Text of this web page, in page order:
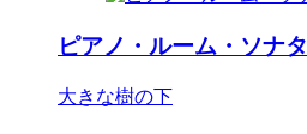
ピアノ・ルーム・ソナタ
大きな樹の下